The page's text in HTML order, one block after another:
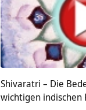
Shivaratri – Die
wichtigen indischen